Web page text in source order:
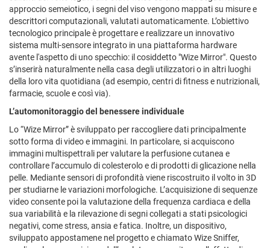
approccio semeiotico, i segni del viso vengono mappati su misure e
descrittori computazionali, valutati automaticamente. L’obiettivo
tecnologico principale è progettare e realizzare un innovativo
sistema multi-sensore integrato in una piattaforma hardware
avente l'aspetto di uno specchio: il cosiddetto "Wize Mirror". Questo
s’inserirà naturalmente nella casa degli utilizzatori o in altri luoghi
della loro vita quotidiana (ad esempio, centri di fitness e nutrizionali,
farmacie, scuole e così via).
L’automonitoraggio del benessere individuale
Lo “Wize Mirror” è sviluppato per raccogliere dati principalmente
sotto forma di video e immagini. In particolare, si acquiscono
immagini multispettrali per valutare la perfusione cutanea e
controllare l’accumulo di colesterolo e di prodotti di glicazione nella
pelle. Mediante sensori di profondità viene riscostruito il volto in 3D
per studiarne le variazioni morfologiche. L’acquisizione di sequenze
video consente poi la valutazione della frequenza cardiaca e della
sua variabilità e la rilevazione di segni collegati a stati psicologici
negativi, come stress, ansia e fatica. Inoltre, un dispositivo,
sviluppato appostamene nel progetto e chiamato Wize Sniffer,